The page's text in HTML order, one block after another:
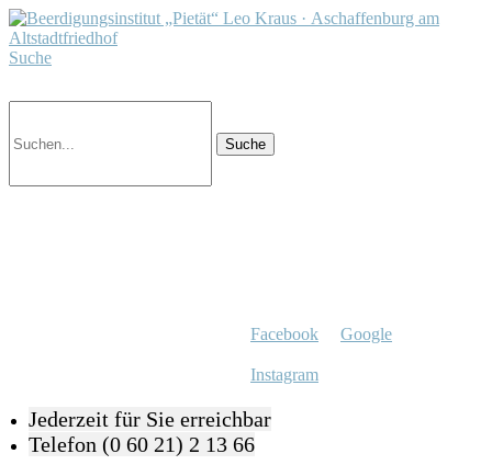
Suche
Facebook Google
Instagram
Jederzeit für Sie erreichbar
Telefon (0 60 21) 2 13 66